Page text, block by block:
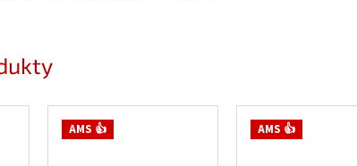
AMS 👍 AMS 👍